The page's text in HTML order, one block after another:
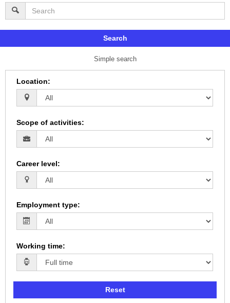
Search
Simple search
Location:
Scope of activities:
Career level:
Employment type:
Working time:
Reset